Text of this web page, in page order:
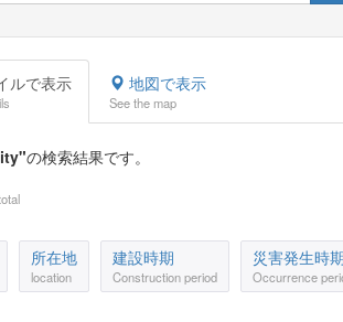
ルで表示 地図で表示
See the map
の検索結果です。
所在地
location
建設時期
Construction period
災害発生時期
Occurrence